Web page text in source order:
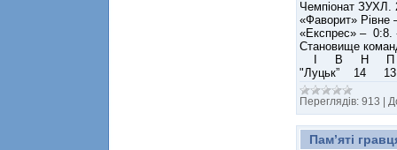
Чемпіонат ЗУХЛ.
«Фаворит» Рівне
«Експрес» – 0:8.
Становище
І В Н
"Луцьк” 14
Переглядів: 913 |
Пам’яті